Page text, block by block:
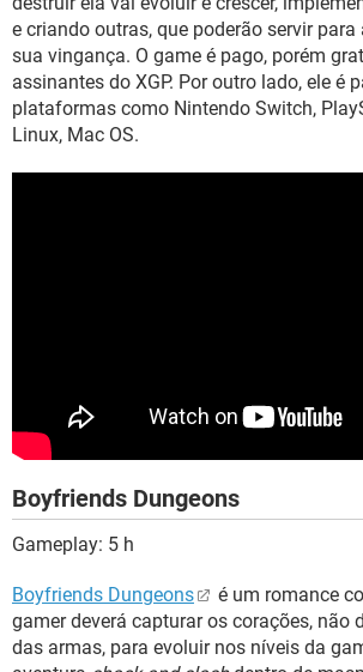
e criando outras, que poderão servir
sua vingança. O game é pago, porém
assinantes do XGP. Por outro lado, ele é
plataformas como Nintendo Switch,
Linux, Mac OS.
Boyfriends Dungeons
Gameplay: 5 h
Boyfriends Dungeons
é um romance
gamer deverá capturar os corações, não
das armas, para evoluir nos níveis da